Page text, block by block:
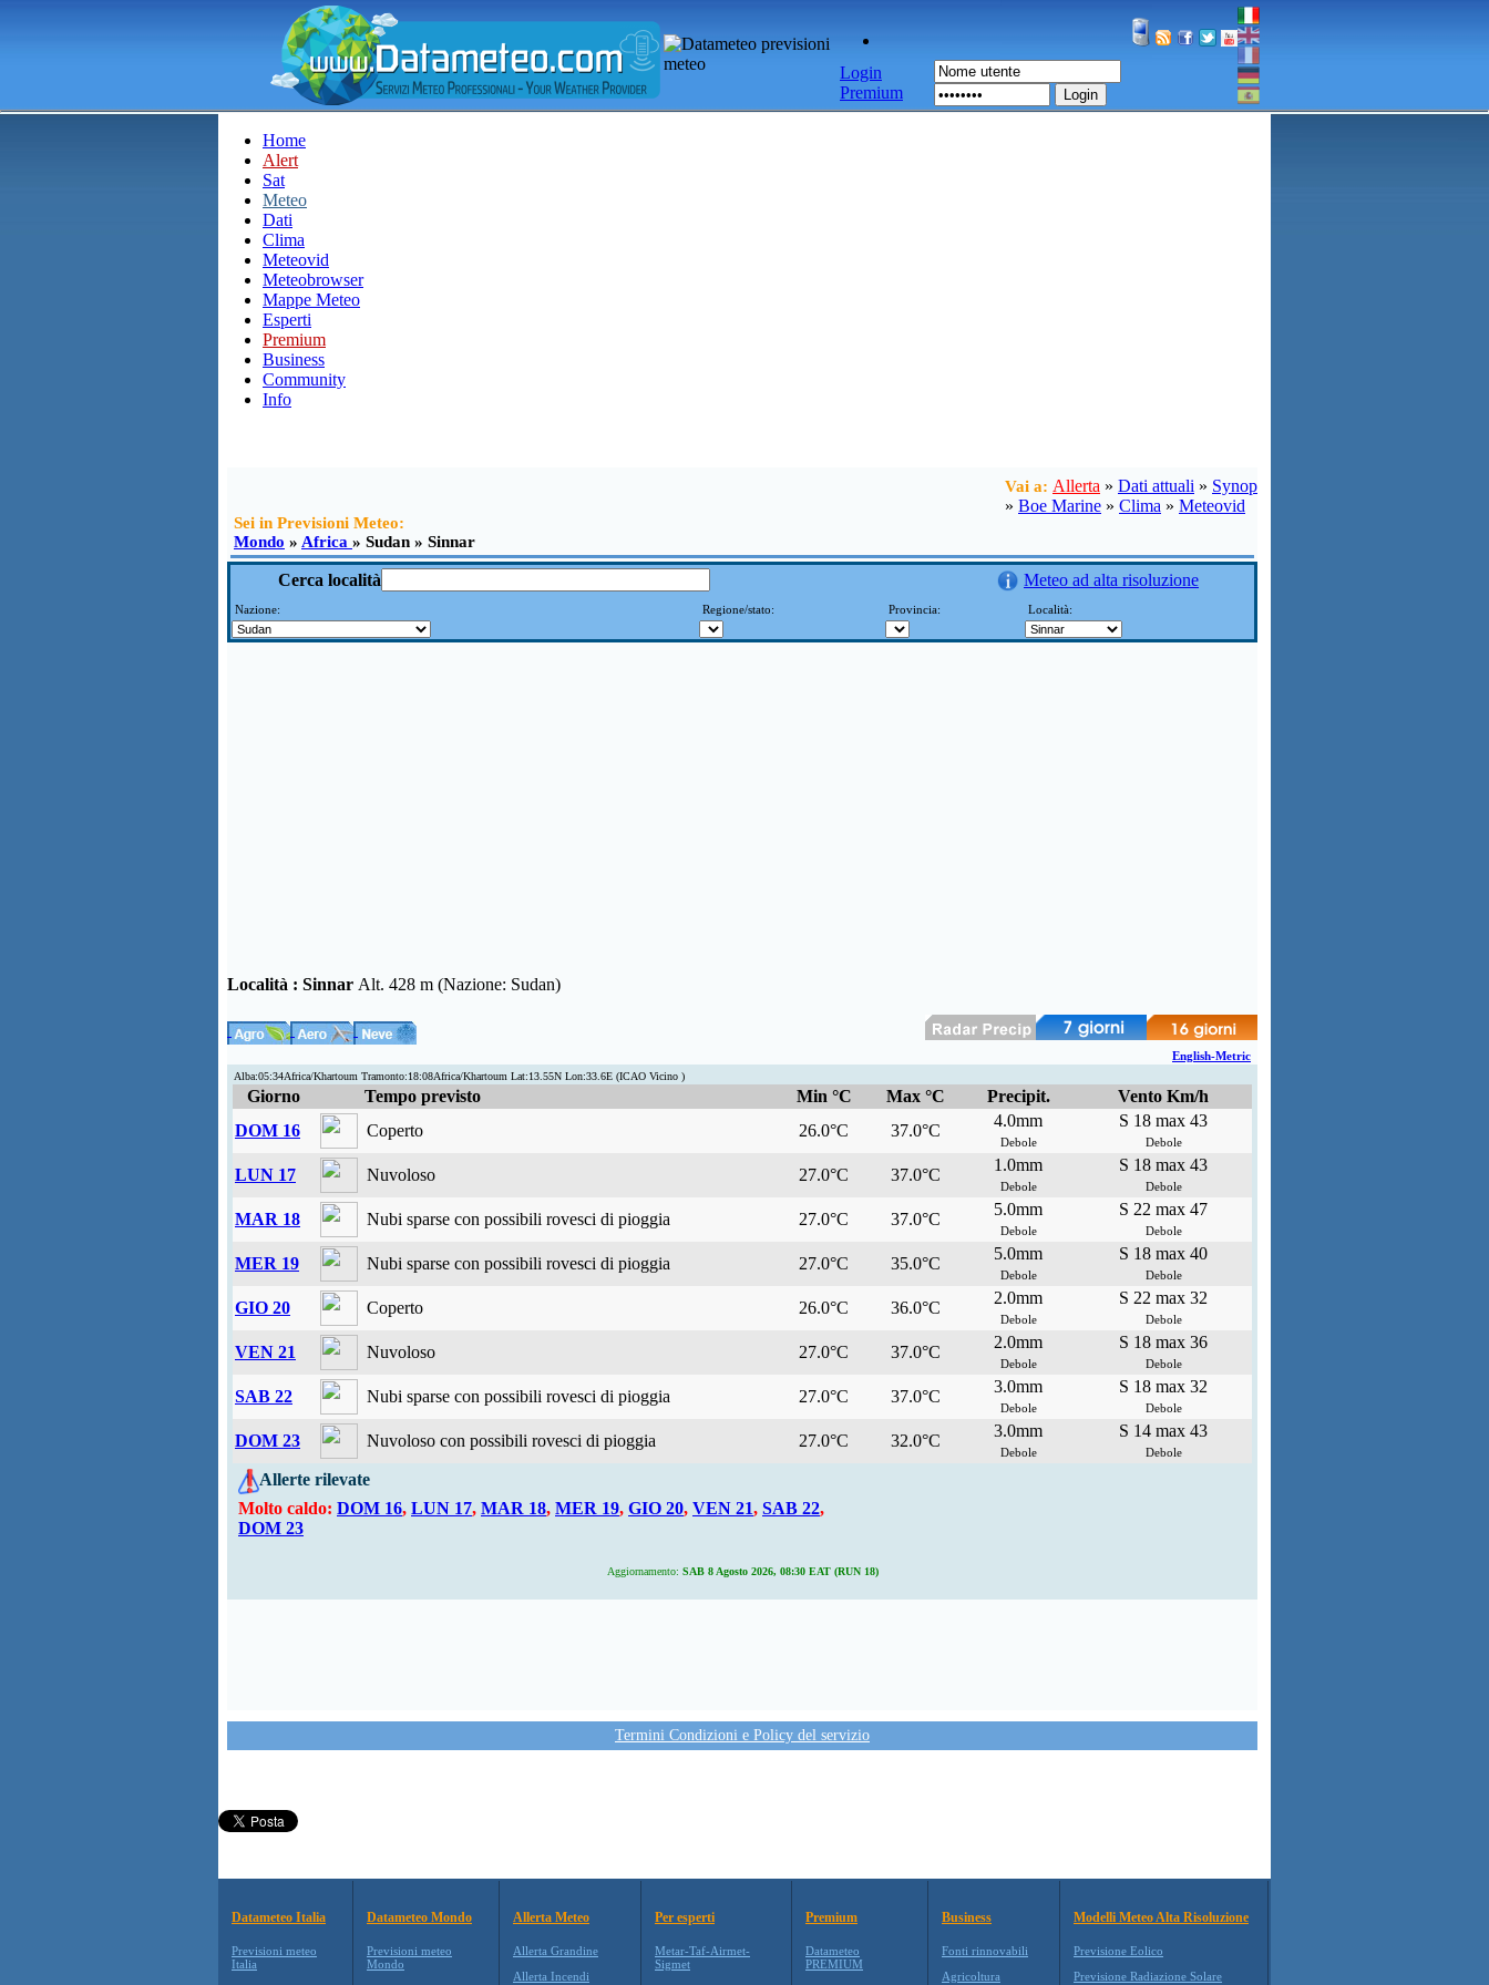
Login
Premium
Login
Home
Alert
Sat
Meteo
Dati
Clima
Meteovid
Meteobrowser
Mappe Meteo
Esperti
Premium
Business
Community
Info
Vai a: Allerta » Dati attuali » Synop
» Boe Marine » Clima » Meteovid
Sei in Previsioni Meteo:
Mondo » Africa » Sudan » Sinnar
Cerca località Meteo ad alta risoluzione
Nazione: Regione/stato: Provincia: Località:
Località : Sinnar Alt. 428 m (Nazione: Sudan)
English-Metric
Alba:05:34Africa/Khartoum Tramonto:18:08Africa/Khartoum Lat:13.55N Lon:33.6E (ICAO Vicino )
Giorno Tempo previsto Min °C Max °C Precipit.
Vento Km/h
DOM 16
Coperto 26.0°C 37.0°C
4.0mm
Debole
S 18 max 43
Debole
LUN 17 Nuvoloso 27.0°C 37.0°C
1.0mm
Debole
S 18 max 43
Debole
MAR 18 Nubi sparse con possibili rovesci di pioggia 27.0°C 37.0°C
5.0mm
Debole
S 22 max 47
Debole
MER 19 Nubi sparse con possibili rovesci di pioggia 27.0°C 35.0°C
5.0mm
Debole
S 18 max 40
Debole
GIO 20 Coperto 26.0°C 36.0°C
2.0mm
Debole
S 22 max 32
Debole
VEN 21 Nuvoloso 27.0°C 37.0°C
2.0mm
Debole
S 18 max 36
Debole
SAB 22 Nubi sparse con possibili rovesci di pioggia 27.0°C 37.0°C
3.0mm
Debole
S 18 max 32
Debole
DOM 23 Nuvoloso con possibili rovesci di pioggia 27.0°C 32.0°C
3.0mm
Debole
S 14 max 43
Debole
Allerte rilevate
Molto caldo: DOM 16, LUN 17, MAR 18, MER 19, GIO 20, VEN 21, SAB 22,
DOM 23
Aggiornamento: SAB 8 Agosto 2026, 08:30 EAT (RUN 18)
Termini Condizioni e Policy del servizio
Datameteo Italia
Previsioni meteo
Italia
Datameteo Mondo
Previsioni meteo
Mondo
Allerta Meteo
Allerta Grandine
Allerta Incendi
Per esperti
Metar-Taf-Airmet-
Sigmet
Premium
Datameteo
PREMIUM
Business
Fonti rinnovabili
Agricoltura
Modelli Meteo Alta Risoluzione
Previsione Eolico
Previsione Radiazione Solare